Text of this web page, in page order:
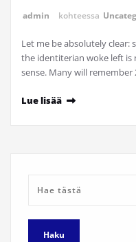
admin kohteessa
Let me be absolutely clear:
the identiterian woke left
sense. Many will
Lue lisää